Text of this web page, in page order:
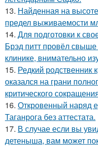
13. Найденная на
предел выживаемости
14. Для подготовки к
Брэд питт провёл свыше
клинике, внимательно
15. Редкий родственник
оказался на грани
критического
16. Откровенный наряд
Таганрога без аттестата.
17. В случае если вы
детеныша, вам может